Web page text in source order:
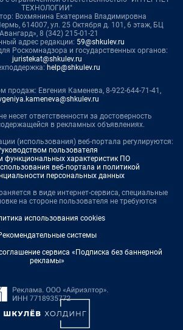
ТЕХНОЛОГИИ"
Вохмянина Екатерина Владимировна
614007, ул. 25 Октября д. 101, 6 этаж, БЦ
8 (342) 215-01-21
адрес редакции: 59@shkulev.ru
Роскомнадзора и государственных органов:
juristekat@shkulev.ru
help@shkulev.ru
продаж: Евгения Каменева, 8-922-644-71-41,
несет ответственности за достоверность
в рекламных объявлениях.
(использования) веб-портала регулируются:
пользователя
функциональных характеристик ПО
веб-портала и политикой
персональных данных
в виде интернет-сервиса, специальные
на стороне пользователя не требуются
использования cookies
системы
сервиса «Подписка без баннерной
рекламы»